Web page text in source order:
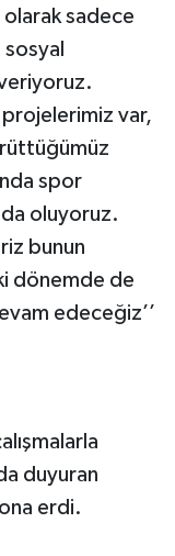
sadece
var,
spor
oluyoruz.
bunun
dönemde de
edeceğiz’’
duyuran
erdi.